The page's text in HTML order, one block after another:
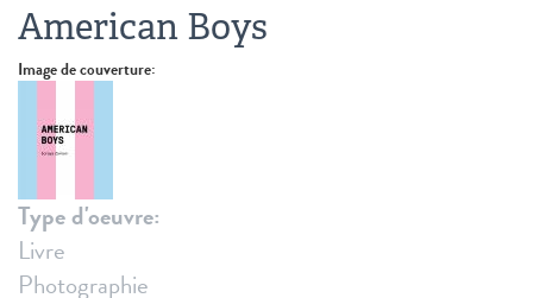
American Boys
Image de couverture:
Type d'oeuvre:
Livre
Photographie